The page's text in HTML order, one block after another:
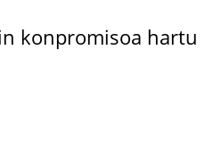
konpromisoa hartu